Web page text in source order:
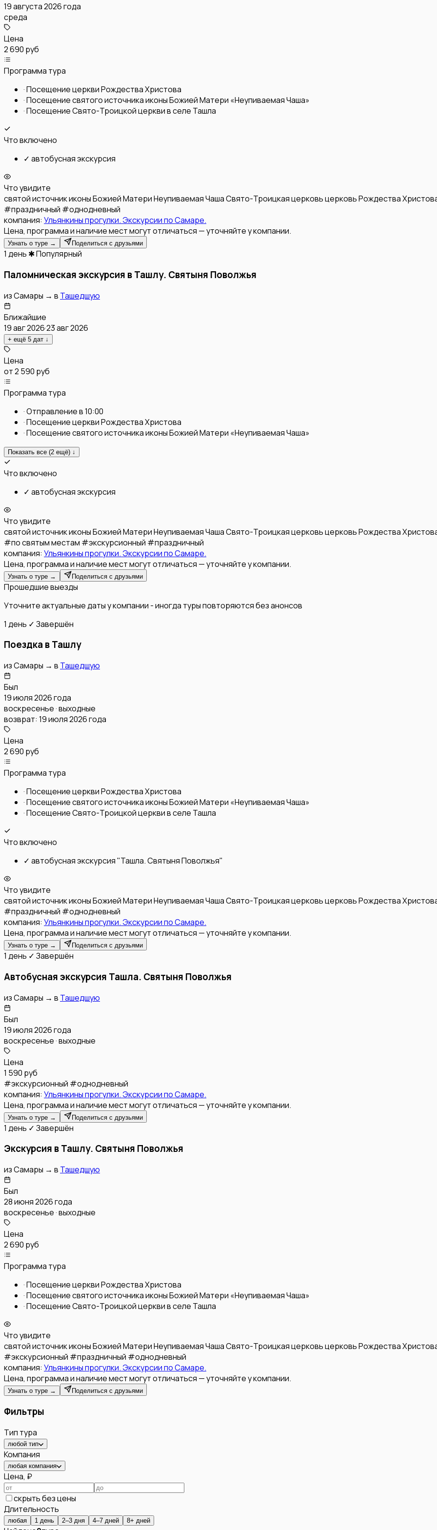
19 августа 2026 года
среда
Цена
2 690 руб
Программа тура
·Посещение церкви Рождества Христова
·Посещение святого источника иконы Божией Матери «Неупиваемая Чаша»
·Посещение Свято-Троицкой церкви в селе Ташла
Что включено
✓ автобусная экскурсия
Что увидите
святой источник иконы Божией Матери Неупиваемая ЧашаСвято-Троицкая церковьцерковь Рождества
#праздничный #однодневный
компания: Ульянкины прогулки. Экскурсии по Самаре.
Цена, программа и наличие мест могут отличаться — уточняйте у компании.
Узнать о туре → Поделиться с друзьями
1 день ✱ Популярный
Паломническая экскурсия в Ташлу. Святыня Поволжья
изСамары → в Ташедшую
Ближайшие
19 авг 2026·23 авг 2026
+ ещё 5 дат ↓
Цена
от2 590 руб
Программа тура
·Отправление в 10:00
·Посещение церкви Рождества Христова
·Посещение святого источника иконы Божией Матери «Неупиваемая Чаша»
Показать все (2 ещё) ↓
Что включено
✓ автобусная экскурсия
Что увидите
святой источник иконы Божией Матери Неупиваемая ЧашаСвято-Троицкая церковьцерковь Рождества
#по святым местам #экскурсионный #праздничный
компания: Ульянкины прогулки. Экскурсии по Самаре.
Цена, программа и наличие мест могут отличаться — уточняйте у компании.
Узнать о туре → Поделиться с друзьями
Прошедшие выезды
Уточните актуальные даты у компании - иногда туры повторяются без анонсов
1 день ✓ Завершён
Поездка в Ташлу
изСамары → в Ташедшую
Был
19 июля 2026 года
воскресенье · выходные
возврат: 19 июля 2026 года
Цена
2 690 руб
Программа тура
·Посещение церкви Рождества Христова
·Посещение святого источника иконы Божией Матери «Неупиваемая Чаша»
·Посещение Свято-Троицкой церкви в селе Ташла
Что включено
✓ автобусная экскурсия "Ташла. Святыня Поволжья"
Что увидите
святой источник иконы Божией Матери Неупиваемая ЧашаСвято-Троицкая церковьцерковь Рождества
#праздничный #однодневный
компания: Ульянкины прогулки. Экскурсии по Самаре.
Цена, программа и наличие мест могут отличаться — уточняйте у компании.
Узнать о туре → Поделиться с друзьями
1 день ✓ Завершён
Автобусная экскурсия Ташла. Святыня Поволжья
изСамары → в Ташедшую
Был
19 июля 2026 года
воскресенье · выходные
Цена
1 590 руб
#экскурсионный #однодневный
компания: Ульянкины прогулки. Экскурсии по Самаре.
Цена, программа и наличие мест могут отличаться — уточняйте у компании.
Узнать о туре → Поделиться с друзьями
1 день ✓ Завершён
Экскурсия в Ташлу. Святыня Поволжья
изСамары → в Ташедшую
Был
28 июня 2026 года
воскресенье · выходные
Цена
2 690 руб
Программа тура
·Посещение церкви Рождества Христова
·Посещение святого источника иконы Божией Матери «Неупиваемая Чаша»
·Посещение Свято-Троицкой церкви в селе Ташла
Что увидите
святой источник иконы Божией Матери Неупиваемая ЧашаСвято-Троицкая церковьцерковь Рождества
#экскурсионный #праздничный #однодневный
компания: Ульянкины прогулки. Экскурсии по Самаре.
Цена, программа и наличие мест могут отличаться — уточняйте у компании.
Узнать о туре → Поделиться с друзьями
Фильтры
Тип тура
любой тип
Компания
любая компания
Цена, ₽
скрыть без цены
Длительность
любая 1 день 2–3 дня 4–7 дней 8+ дней